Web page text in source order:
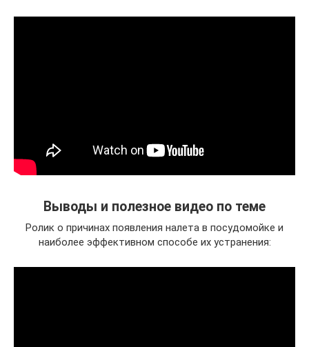
Выводы и полезное видео по теме
Ролик о причинах появления налета в посудомойке и
наиболее эффективном способе их устранения: